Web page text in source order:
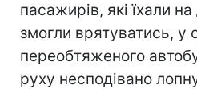
пасажирів, які їхали
змогли врятуватись, у
переобтяженого
руху несподівано